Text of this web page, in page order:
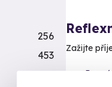
Zažijte
Brno
256
453
378